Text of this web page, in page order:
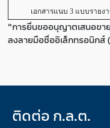
เอกสารแนบ 3 แบบรายงาน
"การยื่นขออนุญาตเสนอขา
ลงลายมือชื่ออิเล็กทรอนิกส์
ติดต่อ ก.ล.ต.